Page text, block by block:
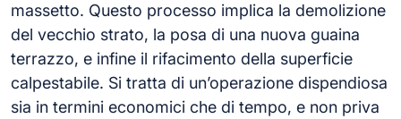
massetto. Questo processo implica la demolizione
del vecchio strato, la posa di una nuova guaina
terrazzo, e infine il rifacimento della superficie
calpestabile. Si tratta di un’operazione dispendiosa
sia in termini economici che di tempo, e non priva